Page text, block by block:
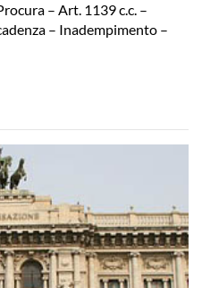
– Art. 1139 c.c. –
– Inadempimento –